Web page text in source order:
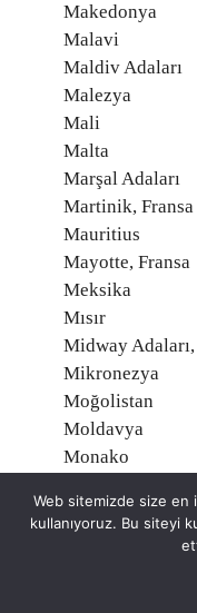
Makedonya
Malavi
Maldiv Adaları
Malezya
Mali
Malta
Marşal Adaları
Martinik, Fransa
Mauritius
Mayotte, Fransa
Meksika
Mısır
Midway
Mikronezya
Moğolistan
Moldavya
Monako
Moritanya
Web sitemizde size en
kullanıyoruz. Bu siteyi